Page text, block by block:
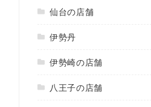
仙台の店舗
伊勢丹
伊勢崎の店舗
八王子の店舗